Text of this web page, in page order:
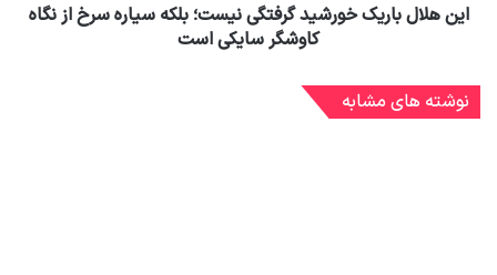
این هلال باریک خورشید گرفتگی نیست؛ بلکه سیاره سرخ از نگاه
کاوشگر سایکی است
نوشته های مشابه